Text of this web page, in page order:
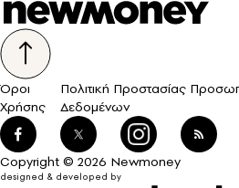
Όροι
Χρήσης
Πολιτική Προστασίας
Δεδομένων
Copyright © 2026 Newmoney
designed & developed by